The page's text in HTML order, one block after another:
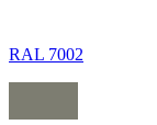
RAL 7002